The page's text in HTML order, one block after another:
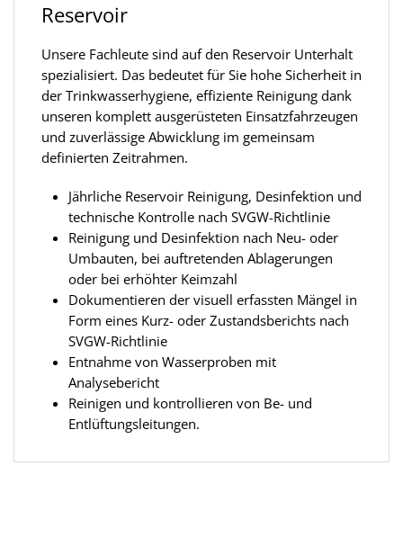
Reservoir
Unsere Fachleute sind auf den Reservoir Unterhalt
spezialisiert. Das bedeutet für Sie hohe Sicherheit in
der Trinkwasserhygiene, effiziente Reinigung dank
unseren komplett ausgerüsteten Einsatzfahrzeugen
und zuverlässige Abwicklung im gemeinsam
definierten Zeitrahmen.
Jährliche Reservoir Reinigung, Desinfektion und
technische Kontrolle nach SVGW-Richtlinie
Reinigung und Desinfektion nach Neu- oder
Umbauten, bei auftretenden Ablagerungen
oder bei erhöhter Keimzahl
Dokumentieren der visuell erfassten Mängel in
Form eines Kurz- oder Zustandsberichts nach
SVGW-Richtlinie
Entnahme von Wasserproben mit
Analysebericht
Reinigen und kontrollieren von Be- und
Entlüftungsleitungen.